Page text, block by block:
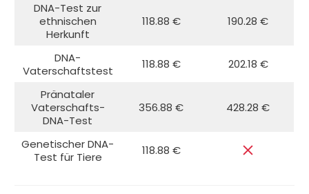
DNA-Test zur
ethnischen
Herkunft
118.88 € 190.28 €
DNA-
Vaterschaftstest
118.88 € 202.18 €
Pränataler
Vaterschafts-
DNA-Test
356.88 € 428.28 €
Genetischer DNA-
Test für Tiere
118.88 €